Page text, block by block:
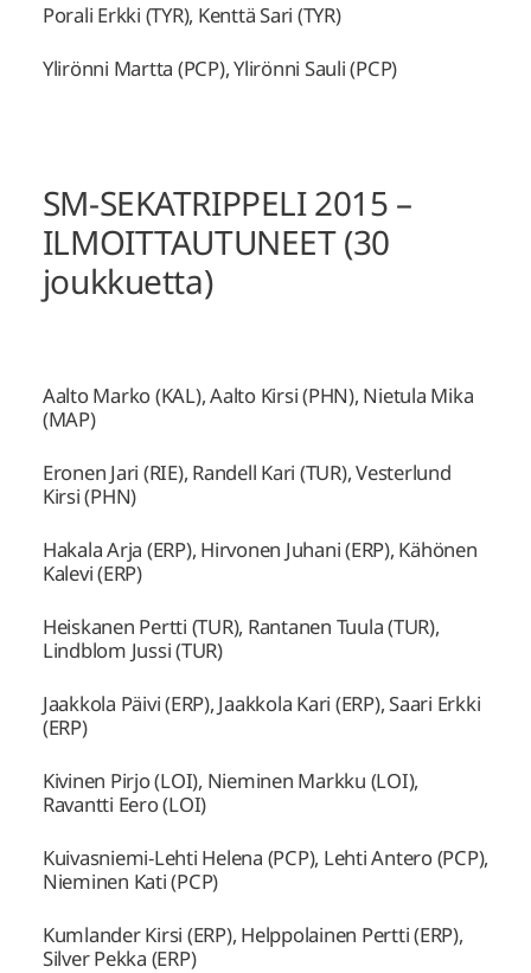
Porali Erkki (TYR), Kenttä Sari (TYR)
Ylirönni Martta (PCP), Ylirönni Sauli (PCP)
SM-SEKATRIPPELI 2015 –
ILMOITTAUTUNEET (30
joukkuetta)
Aalto Marko (KAL), Aalto Kirsi (PHN), Nietula Mika
(MAP)
Eronen Jari (RIE), Randell Kari (TUR), Vesterlund
Kirsi (PHN)
Hakala Arja (ERP), Hirvonen Juhani (ERP), Kähönen
Kalevi (ERP)
Heiskanen Pertti (TUR), Rantanen Tuula (TUR),
Lindblom Jussi (TUR)
Jaakkola Päivi (ERP), Jaakkola Kari (ERP), Saari Erkki
(ERP)
Kivinen Pirjo (LOI), Nieminen Markku (LOI),
Ravantti Eero (LOI)
Kuivasniemi-Lehti Helena (PCP), Lehti Antero (PCP),
Nieminen Kati (PCP)
Kumlander Kirsi (ERP), Helppolainen Pertti (ERP),
Silver Pekka (ERP)